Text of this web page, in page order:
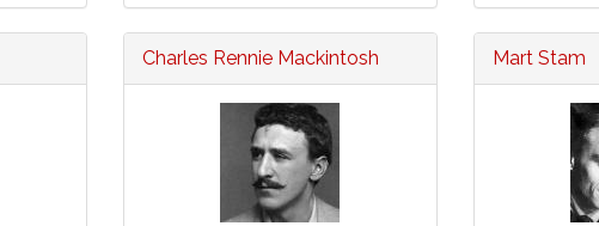
Charles Rennie Mackintosh Mart Stam